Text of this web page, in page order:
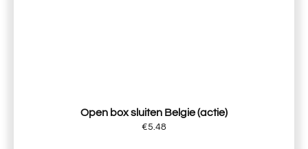
Open box sluiten Belgie (actie)
€5.48